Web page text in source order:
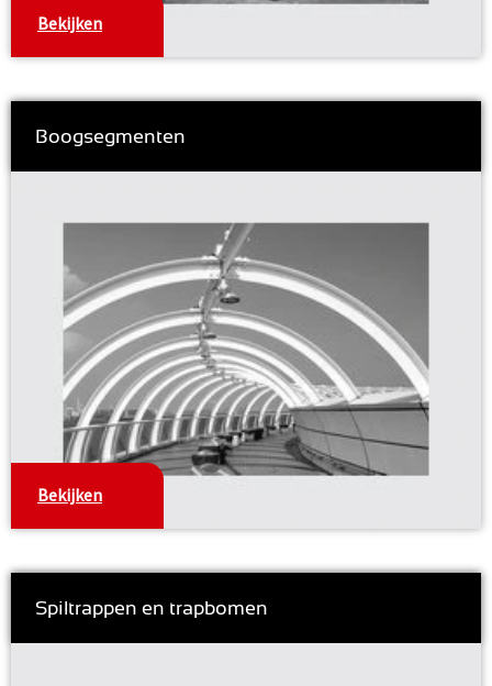
Bekijken
Boogsegmenten
Bekijken
Spiltrappen en trapbomen